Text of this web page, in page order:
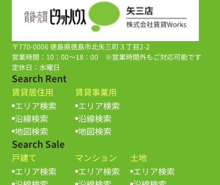
〒770-0006 徳島県徳島市北矢三町３丁目2-2
営業時間：10：00～18：00 ※営業時間外もご対応可能です
定休日：水曜日
Search Rent
賃貸居住用
エリア検索
沿線検索
地図検索
賃貸事業用
エリア検索
沿線検索
地図検索
Search Sale
戸建て
エリア検索
マンション
エリア検索
土地
エリア検索